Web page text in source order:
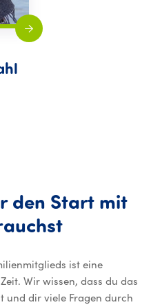
den Start mit
ist eine
Wir wissen, dass du das
und dir viele Fragen durch